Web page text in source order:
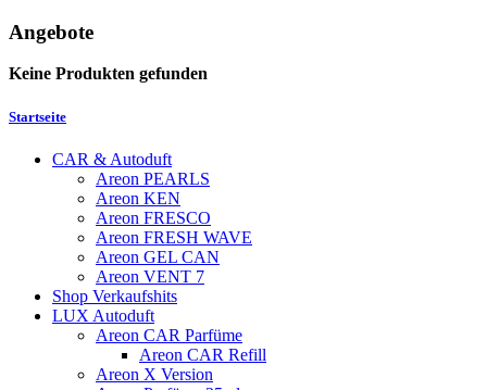
Angebote
Keine Produkten gefunden
Startseite
CAR & Autoduft
Areon PEARLS
Areon KEN
Areon FRESCO
Areon FRESH WAVE
Areon GEL CAN
Areon VENT 7
Shop Verkaufshits
LUX Autoduft
Areon CAR Parfüme
Areon CAR Refill
Areon X Version